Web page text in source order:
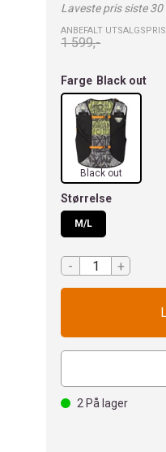
Laveste pris siste 30
ANBEFALT UTSALGSPRIS
1 599,-
Farge Black out
Black out
Størrelse
M/L
- +
2 På lager